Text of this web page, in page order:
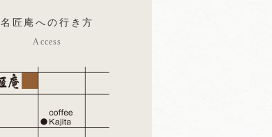
名匠庵への行き方
Access